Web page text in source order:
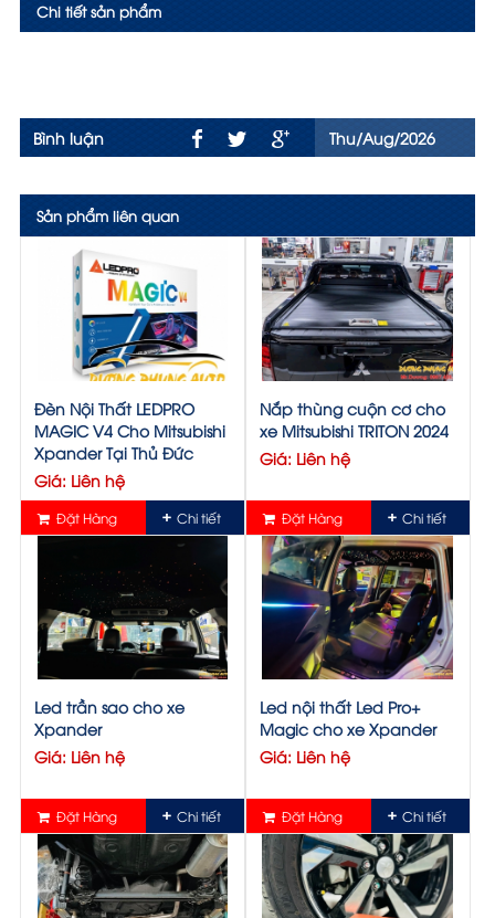
Chi tiết sản phẩm
Bình luận Thu/Aug/2026
Sản phẩm liên quan
Đèn Nội Thất LEDPRO
MAGIC V4 Cho Mitsubishi
Xpander Tại Thủ Đức
Giá: Liên hệ
Đặt Hàng Chi tiết
Nắp thùng cuộn cơ cho
xe Mitsubishi TRITON 2024
Giá: Liên hệ
Đặt Hàng Chi tiết
Led trần sao cho xe
Xpander
Giá: Liên hệ
Đặt Hàng Chi tiết
Led nội thất Led Pro+
Magic cho xe Xpander
Giá: Liên hệ
Đặt Hàng Chi tiết